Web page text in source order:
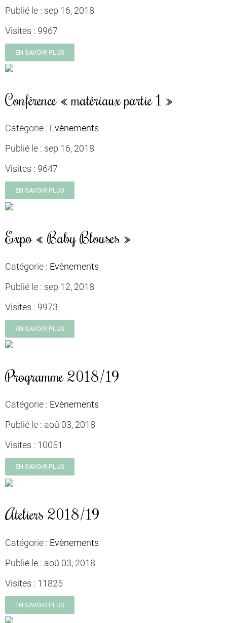
Publié le : sep 16, 2018
Visites : 9967
EN SAVOIR PLUS
Conférence « matériaux partie 1 »
Catégorie : Evènements
Publié le : sep 16, 2018
Visites : 9647
EN SAVOIR PLUS
Expo « Baby Blouses »
Catégorie : Evènements
Publié le : sep 12, 2018
Visites : 9973
EN SAVOIR PLUS
Programme 2018/19
Catégorie : Evènements
Publié le : aoû 03, 2018
Visites : 10051
EN SAVOIR PLUS
Ateliers 2018/19
Catégorie : Evènements
Publié le : aoû 03, 2018
Visites : 11825
EN SAVOIR PLUS